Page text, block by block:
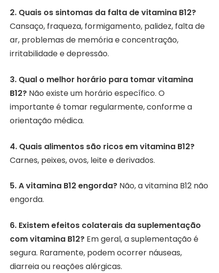
2. Quais os sintomas da falta de vitamina B12?
Cansaço, fraqueza, formigamento, palidez, falta de
ar, problemas de memória e concentração,
irritabilidade e depressão.
3. Qual o melhor horário para tomar vitamina
B12? Não existe um horário específico. O
importante é tomar regularmente, conforme a
orientação médica.
4. Quais alimentos são ricos em vitamina B12?
Carnes, peixes, ovos, leite e derivados.
5. A vitamina B12 engorda? Não, a vitamina B12 não
engorda.
6. Existem efeitos colaterais da suplementação
com vitamina B12? Em geral, a suplementação é
segura. Raramente, podem ocorrer náuseas,
diarreia ou reações alérgicas.